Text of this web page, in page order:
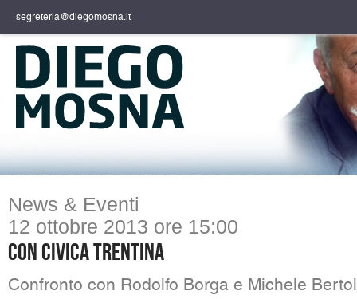
segreteria@diegomosna.it
News & Eventi
12 ottobre 2013 ore 15:00
Con Civica Trentina
Confronto con Rodolfo Borga e Michele